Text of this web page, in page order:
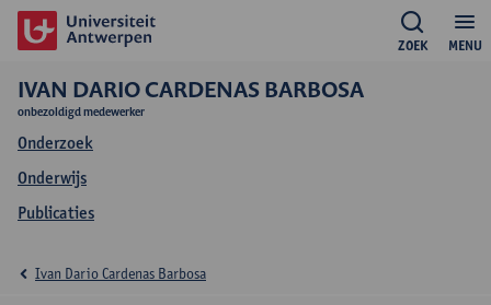
MENU
ZOEK
IVAN DARIO CARDENAS BARBOSA
onbezoldigd medewerker
Onderzoek
Onderwijs
Publicaties
Ivan Dario Cardenas Barbosa